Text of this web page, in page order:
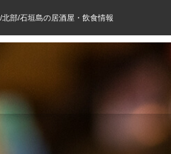
部/石垣島の居酒屋・飲食情報